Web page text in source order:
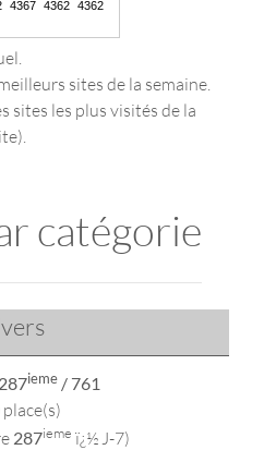
sites de la semaine.
sites les plus visités de la
catégorie
287ieme / 761
287ieme ï¿½ J-7)